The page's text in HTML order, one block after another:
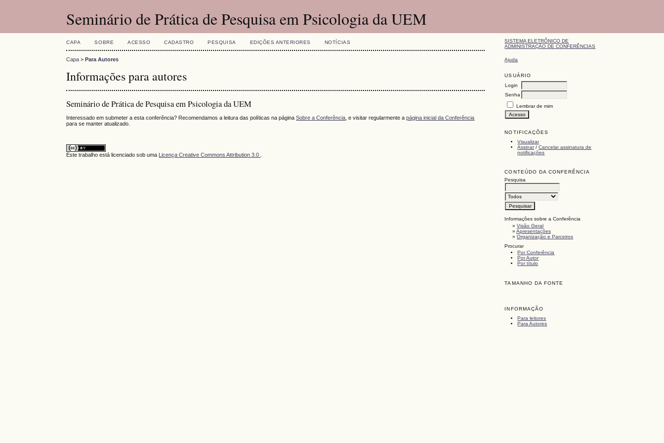
Seminário de Prática de Pesquisa em Psicologia da UEM
SISTEMA ELETRÔNICO DE
ADMINISTRAÇÃO DE CONFERÊNCIAS
Ajuda
USUÁRIO
Login
Senha
Lembrar de mim
NOTIFICAÇÕES
Visualizar
Assinar/Cancelar assinatura de
notificações
CONTEÚDO DA CONFERÊNCIA
Pesquisa
Informações sobre a Conferência
»Visão Geral
»Apresentações
»Organização e Parceiros
Procurar
Por Conferência
Por Autor
Por título
TAMANHO DA FONTE
INFORMAÇÃO
Para leitores
Para Autores
CAPA SOBRE ACESSO CADASTRO PESQUISA EDIÇÕES ANTERIORES NOTÍCIAS
Capa >Para Autores
Informações para autores
Seminário de Prática de Pesquisa em Psicologia da UEM
Interessado em submeter a esta conferência? Recomendamos a leitura das políticas na páginaSobre a Conferência , e visitar regularmente apágina inicial da Conferência
para se manter atualizado.
Este trabalho está licenciado sob uma Licença Creative Commons Attribution 3.0